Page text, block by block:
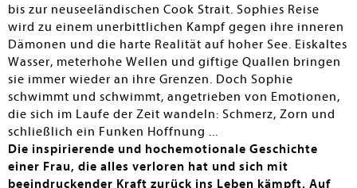
bis zur neuseeländischen Cook Strait. Sophies Reise
wird zu einem unerbittlichen Kampf gegen ihre inneren
Dämonen und die harte Realität auf hoher See. Eiskaltes
Wasser, meterhohe Wellen und giftige Quallen bringen
sie immer wieder an ihre Grenzen. Doch Sophie
schwimmt und schwimmt, angetrieben von Emotionen,
die sich im Laufe der Zeit wandeln: Schmerz, Zorn und
schließlich ein Funken Hoffnung ...
Die inspirierende und hochemotionale Geschichte
einer Frau, die alles verloren hat und sich mit
beeindruckender Kraft zurück ins Leben kämpft. Auf